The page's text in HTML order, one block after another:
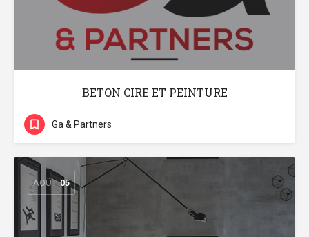
BETON CIRE ET PEINTURE
Ga & Partners
AOÛT 05